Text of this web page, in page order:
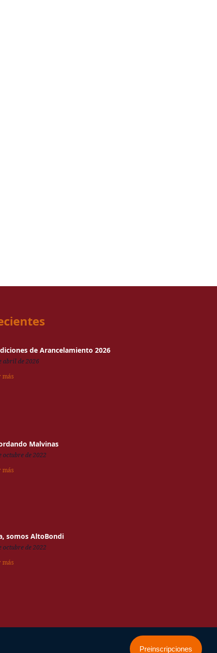
Preinscripciones
de Arancelamiento 2026
abril de 2026
más
Malvinas
octubre de 2022
más
somos AltoBondi
octubre de 2022
más